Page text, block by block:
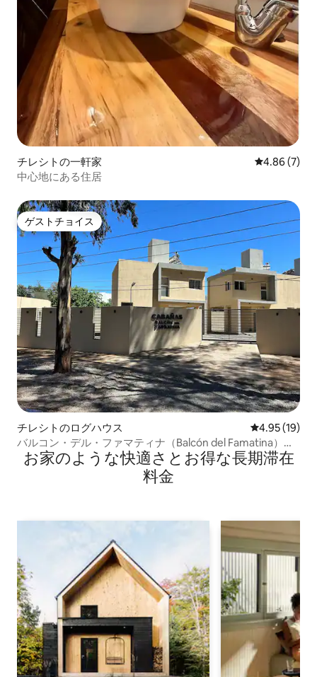
チレシトの一軒家 レビュー7
4.86 (7)
中心地にある住居
ゲストチョイス
ゲストチョイス
チレシトのログハウス レビュー19
4.95 (19)
バルコン・デル・ファマティナ（Balcón del Famatina）の
小屋
お家のような快⁠適⁠さ⁠とお⁠得⁠な長⁠期⁠滞⁠在
料⁠金